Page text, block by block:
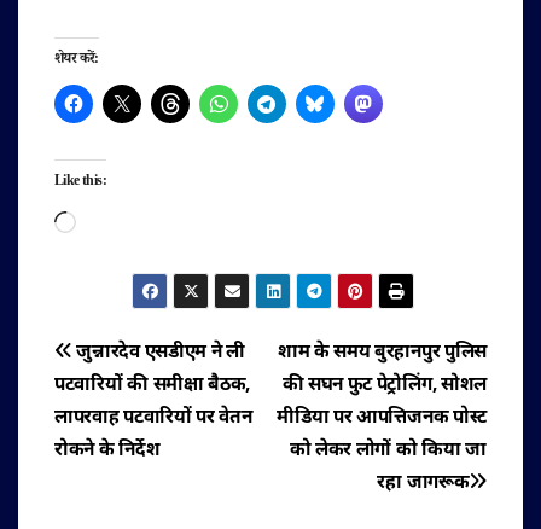
शेयर करें:
Like this:
Loading…
पोस्ट
नेविगेशन
शाम के समय बुरहानपुर पुलिस
की सघन फुट पेट्रोलिंग, सोशल
मीडिया पर आपत्तिजनक पोस्ट
को लेकर लोगों को किया जा
रहा जागरूक
जुन्नारदेव एसडीएम ने ली
पटवारियों की समीक्षा बैठक,
लापरवाह पटवारियों पर वेतन
रोकने के निर्देश